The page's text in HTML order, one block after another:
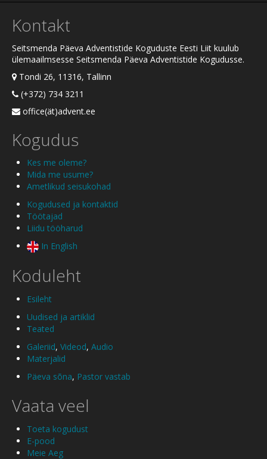
Kontakt
Seitsmenda Päeva Adventistide Koguduste Eesti Liit kuulub
ülemaailmsesse Seitsmenda Päeva Adventistide Kogudusse.
Tondi 26, 11316, Tallinn
(+372) 734 3211
office(ät)advent.ee
Kogudus
Kes me oleme?
Mida me usume?
Ametlikud seisukohad
Kogudused ja kontaktid
Töötajad
Liidu tööharud
In English
Koduleht
Esileht
Uudised ja artiklid
Teated
Galeriid, Videod, Audio
Materjalid
Päeva sõna, Pastor vastab
Vaata veel
Toeta kogudust
E-pood
Meie Aeg